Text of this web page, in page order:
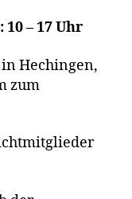
– 17 Uhr
Hechingen,
zum